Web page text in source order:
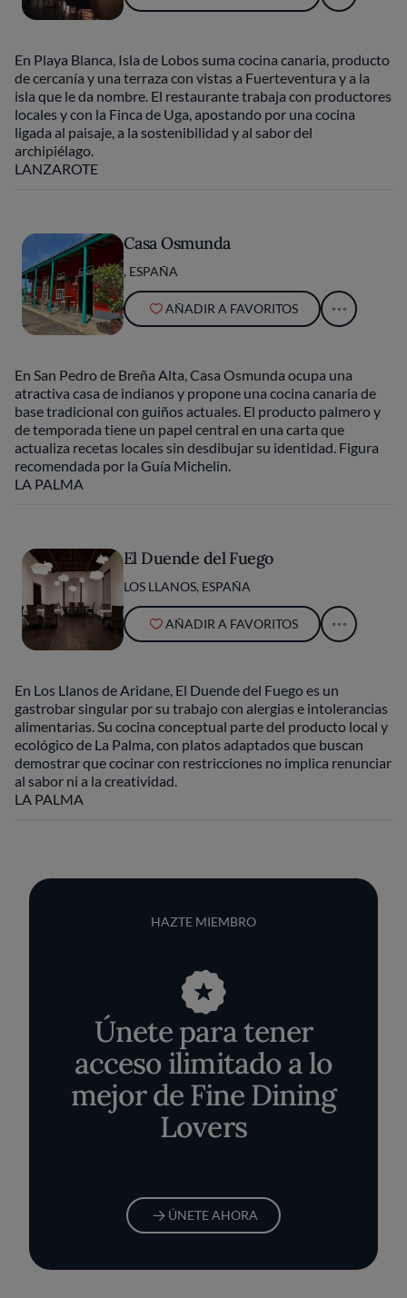
En Playa Blanca, Isla de Lobos suma cocina canaria, producto
de cercanía y una terraza con vistas a Fuerteventura y a la
isla que le da nombre. El restaurante trabaja con productores
locales y con la Finca de Uga, apostando por una cocina
ligada al paisaje, a la sostenibilidad y al sabor del
archipiélago.
LANZAROTE
Casa Osmunda
, ESPAÑA
AÑADIR A FAVORITOS
En San Pedro de Breña Alta, Casa Osmunda ocupa una
atractiva casa de indianos y propone una cocina canaria de
base tradicional con guiños actuales. El producto palmero y
de temporada tiene un papel central en una carta que
actualiza recetas locales sin desdibujar su identidad. Figura
recomendada por la Guía Michelin.
LA PALMA
El Duende del Fuego
LOS LLANOS, ESPAÑA
AÑADIR A FAVORITOS
En Los Llanos de Aridane, El Duende del Fuego es un
gastrobar singular por su trabajo con alergias e intolerancias
alimentarias. Su cocina conceptual parte del producto local y
ecológico de La Palma, con platos adaptados que buscan
demostrar que cocinar con restricciones no implica renunciar
al sabor ni a la creatividad.
LA PALMA
HAZTE MIEMBRO
Únete para tener
acceso ilimitado a lo
mejor de Fine Dining
Lovers
ÚNETE AHORA